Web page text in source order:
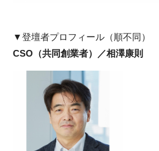
▼登壇者プロフィール（順不同）
CSO（共同創業者）／相澤康則